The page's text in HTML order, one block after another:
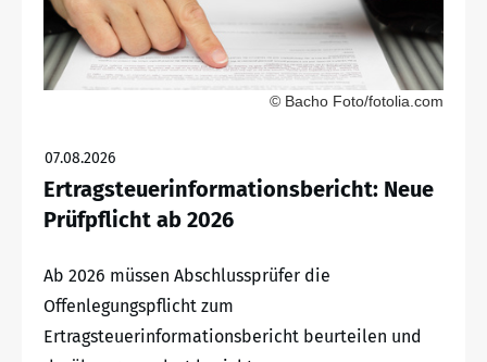
© Bacho Foto/fotolia.com
07.08.2026
Ertragsteuerinformationsbericht: Neue
Prüfpflicht ab 2026
Ab 2026 müssen Abschlussprüfer die
Offenlegungspflicht zum
Ertragsteuerinformationsbericht beurteilen und